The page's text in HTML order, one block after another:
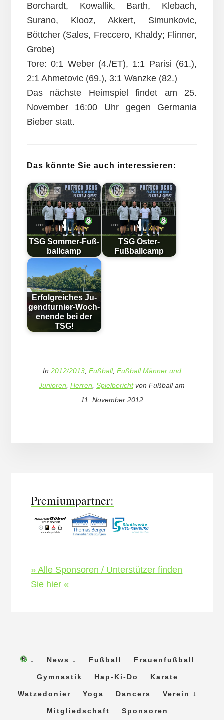
Borchardt, Kowallik, Barth, Klebach,
Surano, Klooz, Akkert, Simunkovic,
Böttcher (Sales, Freccero, Khaldy; Flinner,
Grobe)
Tore: 0:1 Weber (4./ET), 1:1 Parisi (61.),
2:1 Ahmetovic (69.), 3:1 Wanzke (82.)
Das nächste Heimspiel findet am 25.
November 16:00 Uhr gegen Germania
Bieber statt.
Das könnte Sie auch interessieren:
TSG Som­mer-Fuß­
ball­camp
TSG Oster-
Fußballcamp
Erfolg­reich­es Ju­
gend­tur­nier-Woch­
en­en­de bei der
TSG!
In 2012/2013, Fußball, Fußball Männer und
Junioren Herren Spielberichtvon Fußballam
11. November 2012
Premiumpartner:
» Alle Sponsoren / Unterstützer finden
Sie hier «
↓ News ↓ Fußball Frauenfußball
Gymnastik Hap-Ki-Do Karate
Watzedonier Yoga Dancers Verein ↓
Mitgliedschaft Sponsoren